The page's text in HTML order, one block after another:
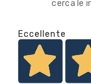
cerca le
Eccellente